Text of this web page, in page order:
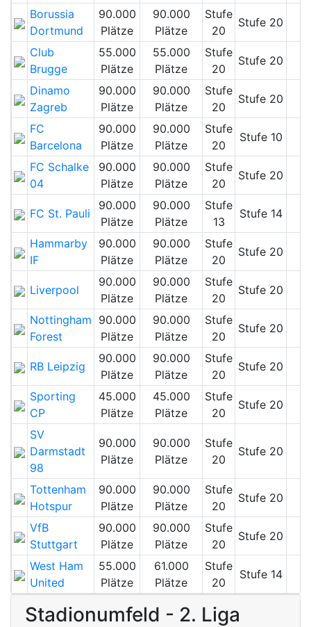
Borussia
Dortmund
90.000
Plätze
90.000
Plätze
Stufe
20
Stufe 20
Club
Brugge
55.000
Plätze
55.000
Plätze
Stufe
20
Stufe 20
Dinamo
Zagreb
90.000
Plätze
90.000
Plätze
Stufe
20
Stufe 20
FC
Barcelona
90.000
Plätze
90.000
Plätze
Stufe
20
Stufe 10
FC Schalke
04
90.000
Plätze
90.000
Plätze
Stufe
20
Stufe 20
FC St. Pauli
90.000
Plätze
90.000
Plätze
Stufe
13
Stufe 14
Hammarby
IF
90.000
Plätze
90.000
Plätze
Stufe
20
Stufe 20
Liverpool
90.000
Plätze
90.000
Plätze
Stufe
20
Stufe 20
Nottingham
Forest
90.000
Plätze
90.000
Plätze
Stufe
20
Stufe 20
RB Leipzig
90.000
Plätze
90.000
Plätze
Stufe
20
Stufe 20
Sporting
CP
45.000
Plätze
45.000
Plätze
Stufe
20
Stufe 20
SV
Darmstadt
98
90.000
Plätze
90.000
Plätze
Stufe
20
Stufe 20
Tottenham
Hotspur
90.000
Plätze
90.000
Plätze
Stufe
20
Stufe 20
VfB
Stuttgart
90.000
Plätze
90.000
Plätze
Stufe
20
Stufe 20
West Ham
United
55.000
Plätze
61.000
Plätze
Stufe
20
Stufe 14
Stadionumfeld - 2. Liga